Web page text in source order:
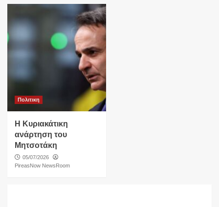
Πολιτικη
Η Κυριακάτικη
ανάρτηση του
Μητσοτάκη
05/07/2026
PireasNow NewsRoom